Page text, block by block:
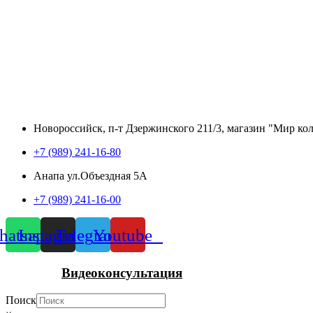
Новороссийск, п-т Дзержинского 211/3, магазин "Мир
+7 (989) 241-16-80
Анапа ул.Объездная 5А
+7 (989) 241-16-00
InstagramTelegramYoutube
Видеоконсультация
Поиск